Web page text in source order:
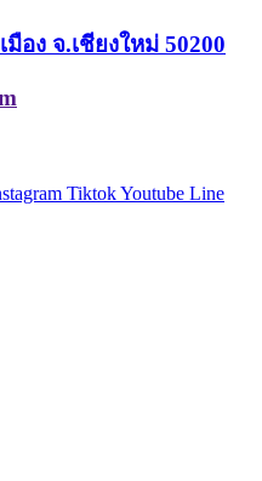
อง จ.เชียงใหม่ 50200
TiktokYoutube Line